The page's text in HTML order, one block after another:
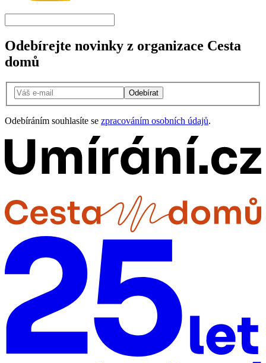
Odebírejte novinky z organizace Cesta
domů
Odebírat
Odebíráním souhlasíte se zpracováním osobních údajů.